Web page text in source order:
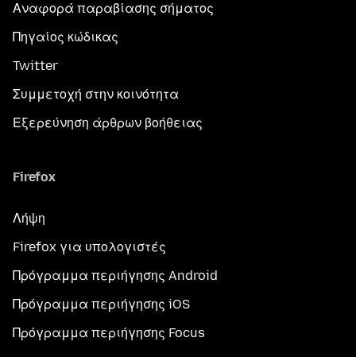
Αναφορά παραβίασης σήματος
Πηγαίος κώδικας
Twitter
Συμμετοχή στην κοινότητα
Εξερεύνηση άρθρων βοήθειας
Firefox
Λήψη
Firefox για υπολογιστές
Πρόγραμμα περιήγησης Android
Πρόγραμμα περιήγησης iOS
Πρόγραμμα περιήγησης Focus